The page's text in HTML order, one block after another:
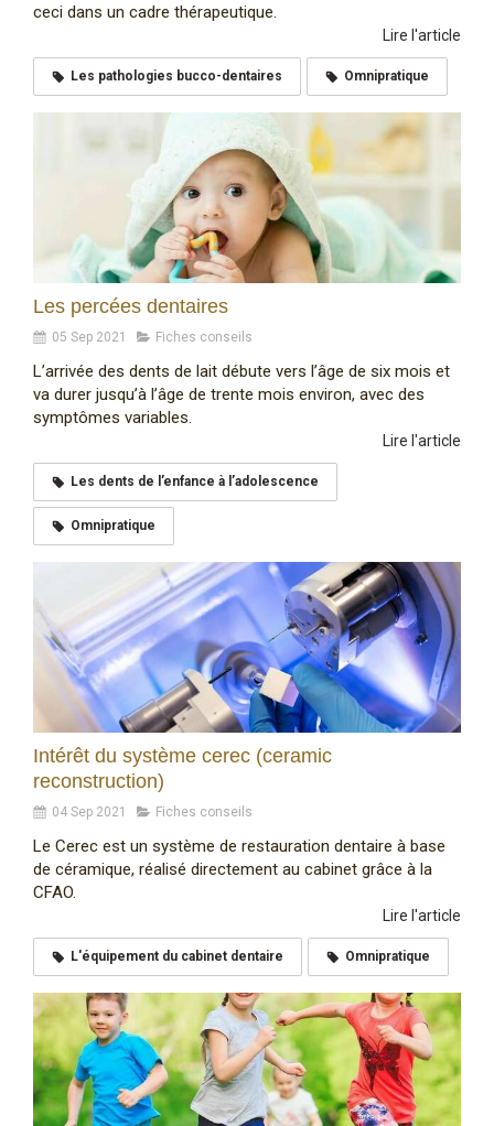
ceci dans un cadre thérapeutique.
Lire l'article
Les pathologies bucco-dentaires Omnipratique
Les percées dentaires
05 Sep 2021 Fiches conseils
L’arrivée des dents de lait débute vers l’âge de six mois et
va durer jusqu’à l’âge de trente mois environ, avec des
symptômes variables.
Lire l'article
Les dents de l’enfance à l’adolescence
Omnipratique
Intérêt du système cerec (ceramic
reconstruction)
04 Sep 2021 Fiches conseils
Le Cerec est un système de restauration dentaire à base
de céramique, réalisé directement au cabinet grâce à la
CFAO.
Lire l'article
L'équipement du cabinet dentaire Omnipratique